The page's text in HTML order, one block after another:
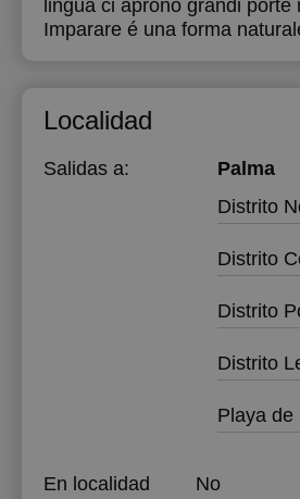
lingua ci aprono grandi porte
Imparare é una forma
Localidad
Salidas a:
Palma
Distrito
Distrito
Distrito
Distrito
Playa de
En localidad
No